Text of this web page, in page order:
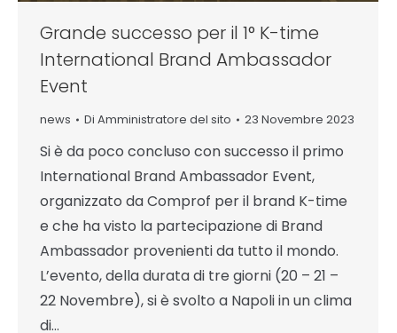
Grande successo per il 1° K-time
International Brand Ambassador
Event
news Di Amministratore del sito 23 Novembre 2023
Si è da poco concluso con successo il primo
International Brand Ambassador Event,
organizzato da Comprof per il brand K-time
e che ha visto la partecipazione di Brand
Ambassador provenienti da tutto il mondo.
L’evento, della durata di tre giorni (20 – 21 –
22 Novembre), si è svolto a Napoli in un clima
di…